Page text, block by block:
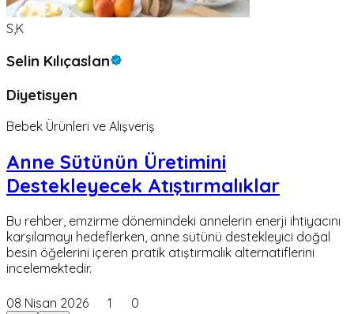
S,K
Selin Kılıçaslan
Diyetisyen
Bebek Ürünleri ve Alışveriş
Anne Sütünün Üretimini
Destekleyecek Atıştırmalıklar
Bu rehber, emzirme dönemindeki annelerin enerji ihtiyacını
karşılamayı hedeflerken, anne sütünü destekleyici doğal
besin öğelerini içeren pratik atıştırmalık alternatiflerini
incelemektedir.
08 Nisan 2026 1 0